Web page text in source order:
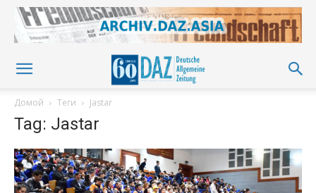
Домой Теги Jastar
Tag: Jastar